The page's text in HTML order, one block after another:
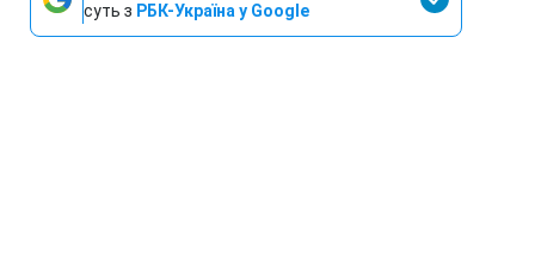
суть з РБК-Україна у Google